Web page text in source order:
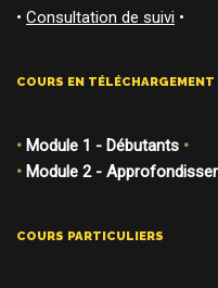
• Consultation de suivi •
COURS EN TÉLÉCHARGEMENT
• Module 1 - Débutants •
• Module 2 -
COURS PARTICULIERS